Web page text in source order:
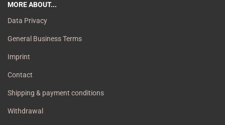
MORE ABOUT...
Data Privacy
General Business Terms
Imprint
Contact
Shipping & payment conditions
Withdrawal